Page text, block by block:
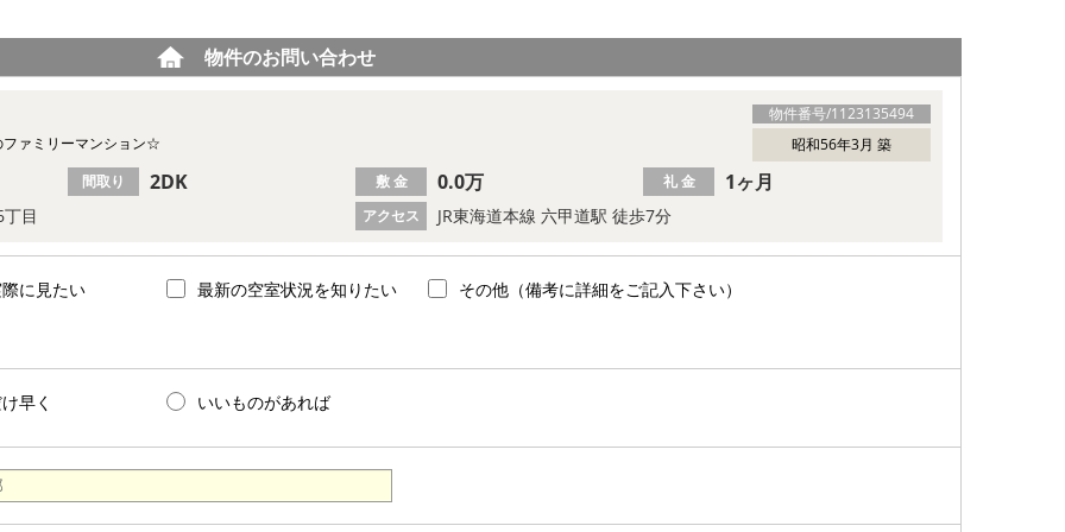
物件のお問い合わせ
物件番号/1123135494
昭和56年3月 築
ァミリーマンション☆
目 アクセス JR東海道本線 六甲道駅 徒歩7分
間取り 2DK 敷 金 0.0万 礼 金 1ヶ月
に見たい 最新の空室状況を知りたい その他（備考に詳細をご記入下さい）
早く いいものがあれば